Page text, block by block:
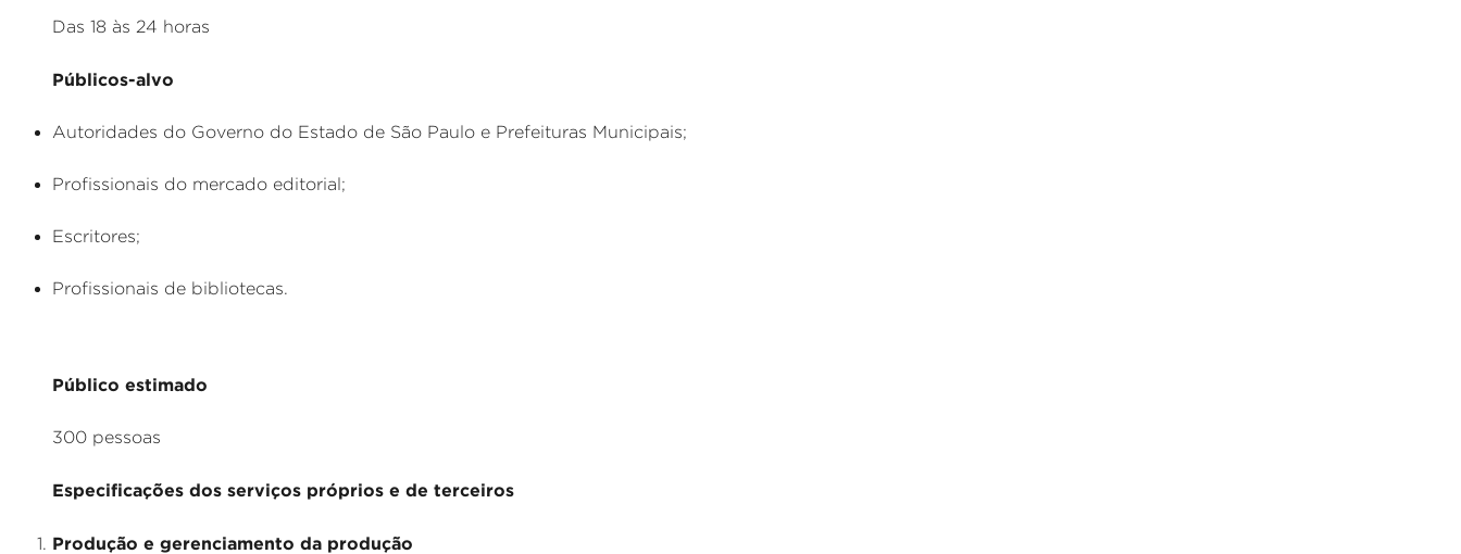
Das 18 às 24 horas
Públicos-alvo
Autoridades do Governo do Estado de São Paulo e Prefeituras Municipais;
Profissionais do mercado editorial;
Escritores;
Profissionais de bibliotecas.
Público estimado
300 pessoas
Especificações dos serviços próprios e de terceiros
Produção e gerenciamento da produção